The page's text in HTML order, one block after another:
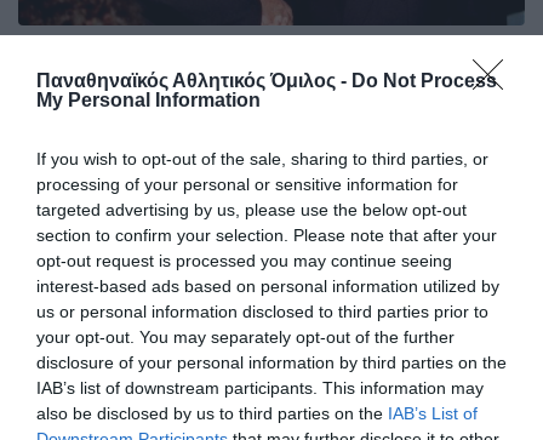
Παναθηναϊκός Αθλητικός Όμιλος - Do Not Process
My Personal Information
If you wish to opt-out of the sale, sharing to third parties, or
processing of your personal or sensitive information for
targeted advertising by us, please use the below opt-out
section to confirm your selection. Please note that after your
opt-out request is processed you may continue seeing
interest-based ads based on personal information utilized by
us or personal information disclosed to third parties prior to
your opt-out. You may separately opt-out of the further
disclosure of your personal information by third parties on the
IAB’s list of downstream participants. This information may
also be disclosed by us to third parties on the IAB’s List of
Τρεις φορές πρώτοι σκόρερ στην
κορυφαία διασυλλογική
Οι θρυλικοί Φέρεντς Πούσκας και Αντώνης Αντωνιάδης
που οδήγησαν τον Panathinaikos στην κορυφαία στιγμή
Ελληνικού Συλλόγου στο εξωτερικό, έχουν ακόμα τα
ονόματα τους ανεξίτηλα στους πρώτους σκόρερ του
Κυπέλλου Πρωταθλητριών και μετέπειτα Τσάμπιονς Λιγκ.
08.08.2026 EΝ ΑΘΗΝΑΙΣ